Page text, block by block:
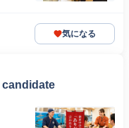
気になる
candidate